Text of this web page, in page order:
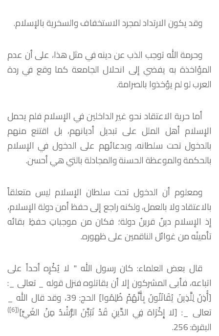
وقد يكون الارتداد لمجرد الاستخفاف والسخرية بالإسلام.
وحرمة الله توجب الذب عن دينه في مثل هذا، على أن عدم
المؤاخذة به يفضي إلى انحلال الجامعة كما وقع في ردة
العرب لو لم يؤخذوا بالصرامة.
أما حرية الاعتقاد نحو غير الداخلين في الإسلام فلم يحمل
الإسلام أهل الملل على تبديل أديانهم، بل اقتنع منهم
بالدخول تحت سلطانه، وبدعائهم على الدخول في الإسلام
بالحكمة والموعظة الحسنة والمجادلة بالتي هي أحسن.
ومعلوم أن الدخول تحت سلطان الإسلام ليس متعلقاً
بالاعتقاد ولا بالعمل، ولكنه راجع إلى حفظ أمن دولة الإسلام،
إذ الإسلام دينٌ قرينُ دولة؛ فكان من موجباتِ حفظِ بقائه
تأمينُه من غوائل الناقمين على ظهوره.
قال بعض العلماء: كان رسول الله " لا يُكْرِه أحداً على
اتباعه، فأبى المشركون إلا أن يقاتلوه فنزل قوله _ تعالى _:
[أُذِنَ لِلَّذِينَ يُقَاتَلُونَ بِأَنَّهُمْ ظُلِمُوا] الحج: 39، وقد قال الله _
تعالى _: [لا إِكْرَاهَ فِي الدِّينِ قَدْ تَبَيَّنَ الرُّشْدُ مِنْ الغَيِّ](
[6]
)
البقرة: 256.